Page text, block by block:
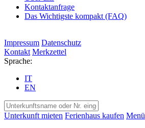
Kontaktanfrage
Das Wichtigste kompakt (FAQ)
Impressum Datenschutz
Kontakt Merkzettel
Sprache:
IT
EN
Unterkunft mieten Ferienhaus kaufen Menü